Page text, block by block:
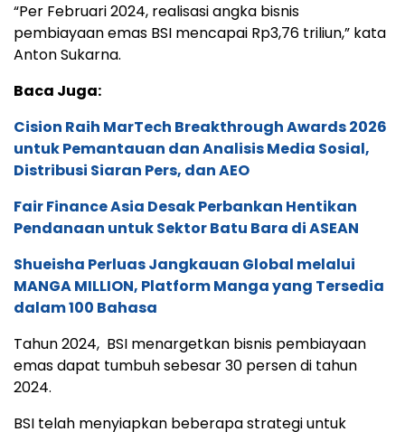
“Per Februari 2024, realisasi angka bisnis
pembiayaan emas BSI mencapai Rp3,76 triliun,” kata
Anton Sukarna.
Baca Juga:
Cision Raih MarTech Breakthrough Awards 2026
untuk Pemantauan dan Analisis Media Sosial,
Distribusi Siaran Pers, dan AEO
Fair Finance Asia Desak Perbankan Hentikan
Pendanaan untuk Sektor Batu Bara di ASEAN
Shueisha Perluas Jangkauan Global melalui
MANGA MILLION, Platform Manga yang Tersedia
dalam 100 Bahasa
Tahun 2024, BSI menargetkan bisnis pembiayaan
emas dapat tumbuh sebesar 30 persen di tahun
2024.
BSI telah menyiapkan beberapa strategi untuk